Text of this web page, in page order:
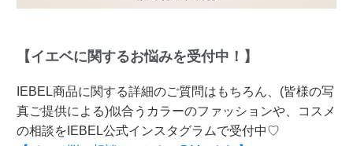
【イエベに関するお悩みを受付中！】
IEBEL商品に関する詳細のご質問はもちろん、(皆様の写
真ご提供による)似合うカラーのファッションや、コスメ
の相談をIEBEL公式インスタグラムで受付中♡